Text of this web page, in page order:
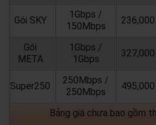
Gói SKY
1Gbps /
150Mbps
236,000
Gói
META
1Gbps /
1Gbps
327,000
Super250
250Mbps /
250Mbps
495,000
Bảng giá chưa bao gồm